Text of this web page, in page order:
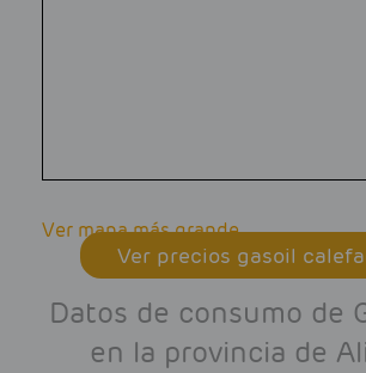
Ver mapa más grande
Ver precios gasoil
Datos de consumo de
en la provincia de